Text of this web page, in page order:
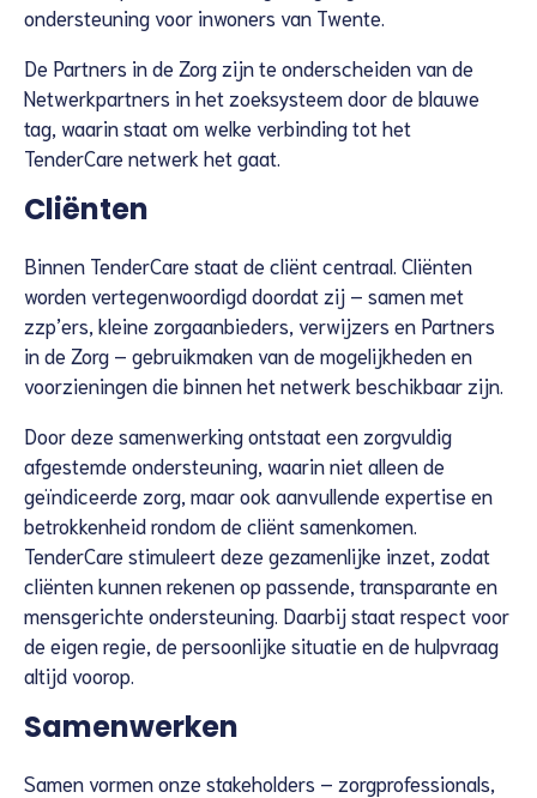
ondersteuning voor inwoners van Twente.
De Partners in de Zorg zijn te onderscheiden van de
Netwerkpartners in het zoeksysteem door de blauwe
tag, waarin staat om welke verbinding tot het
TenderCare netwerk het gaat.
Cliënten
Binnen TenderCare staat de cliënt centraal. Cliënten
worden vertegenwoordigd doordat zij – samen met
zzp’ers, kleine zorgaanbieders, verwijzers en Partners
in de Zorg – gebruikmaken van de mogelijkheden en
voorzieningen die binnen het netwerk beschikbaar zijn.
Door deze samenwerking ontstaat een zorgvuldig
afgestemde ondersteuning, waarin niet alleen de
geïndiceerde zorg, maar ook aanvullende expertise en
betrokkenheid rondom de cliënt samenkomen.
TenderCare stimuleert deze gezamenlijke inzet, zodat
cliënten kunnen rekenen op passende, transparante en
mensgerichte ondersteuning. Daarbij staat respect voor
de eigen regie, de persoonlijke situatie en de hulpvraag
altijd voorop.
Samenwerken
Samen vormen onze stakeholders – zorgprofessionals,